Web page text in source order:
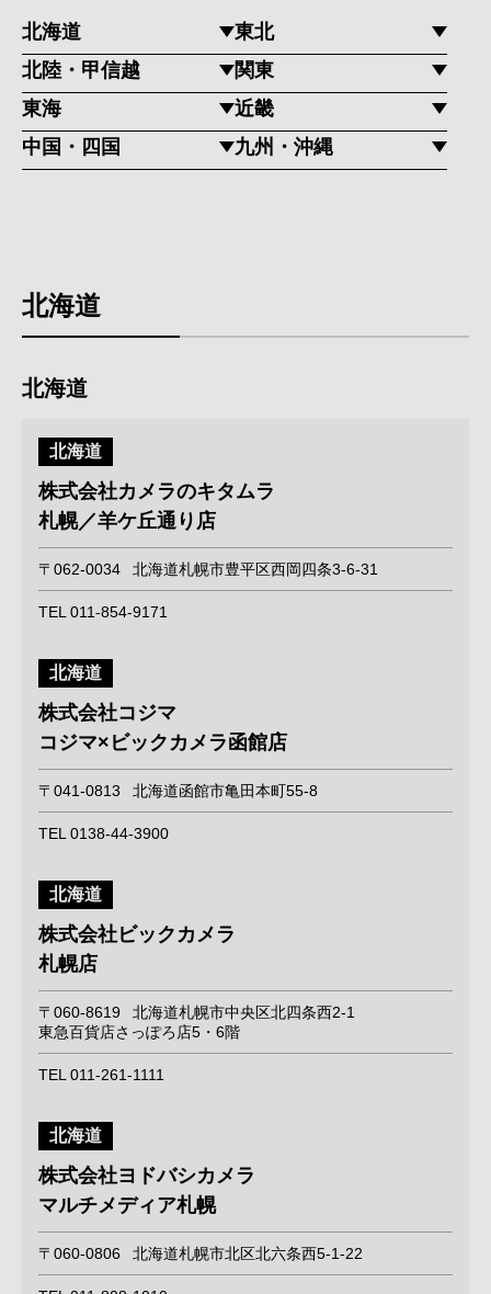
北海道
東北
北陸・甲信越
関東
東海
近畿
中国・四国
九州・沖縄
北海道
北海道
北海道
株式会社カメラのキタムラ
札幌／羊ケ丘通り店
〒062-0034 北海道札幌市豊平区西岡四条3-6-31
TEL 011-854-9171
北海道
株式会社コジマ
コジマ×ビックカメラ函館店
〒041-0813 北海道函館市亀田本町55-8
TEL 0138-44-3900
北海道
株式会社ビックカメラ
札幌店
〒060-8619
北海道札幌市中央区北四条西2-1
東急百貨店さっぽろ店5・6階
TEL 011-261-1111
北海道
株式会社ヨドバシカメラ
マルチメディア札幌
〒060-0806 北海道札幌市北区北六条西5-1-22